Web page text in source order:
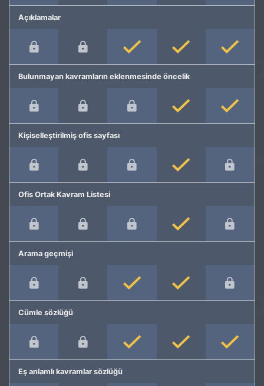
Açıklamalar
Bulunmayan kavramların eklenmesinde öncelik
Kişiselleştirilmiş ofis sayfası
Ofis Ortak Kavram Listesi
Arama geçmişi
Cümle sözlüğü
Eş anlamlı kavramlar sözlüğü